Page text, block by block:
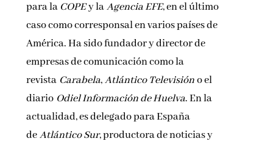
para la COPEy laAgencia EFE, en el último
caso como corresponsal en varios países de
América. Ha sido fundador y director de
empresas de comunicación como la
revista Carabela,Atlántico Televisióno el
diario Odiel Información de Huelva. En la
actualidad, es delegado para España
deAtlántico Sur, productora de noticias y